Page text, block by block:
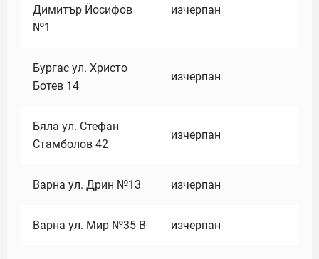
Димитър Йосифов
№1
изчерпан
Бургас ул. Христо
Ботев 14
изчерпан
Бяла ул. Стефан
Стамболов 42
изчерпан
Варна ул. Дрин №13 изчерпан
Варна ул. Мир №35 В изчерпан